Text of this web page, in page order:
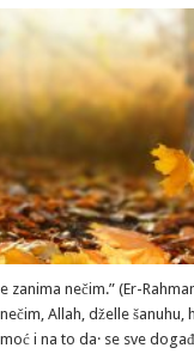
zanima nečim.” (Er-
Allah, dželle šanuhu,
i na to da· se sve